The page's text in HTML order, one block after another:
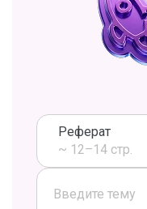
Реферат
~ 12–14 стр.